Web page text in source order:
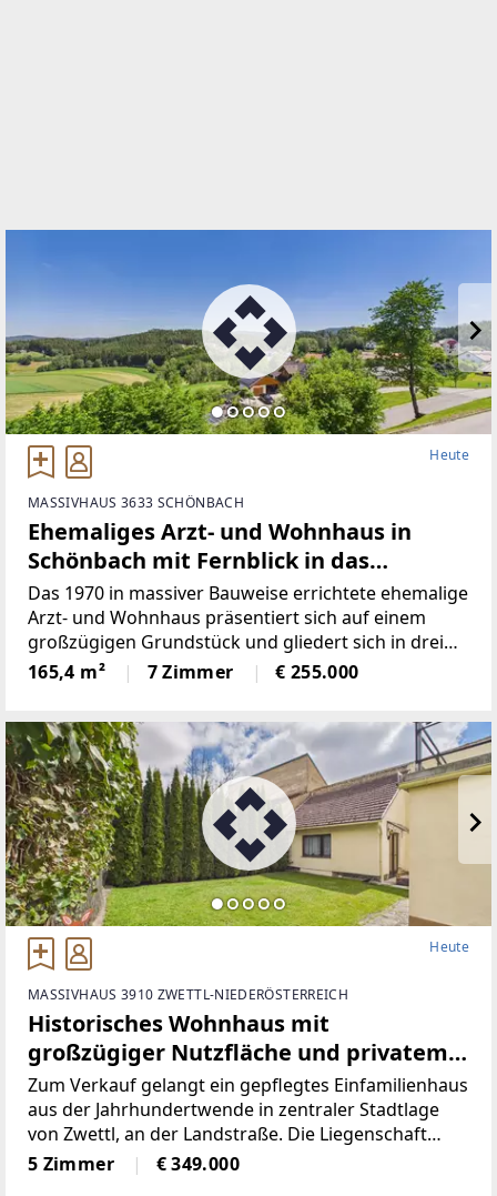
Heute
MASSIVHAUS 3633 SCHÖNBACH
Ehemaliges Arzt- und Wohnhaus in
Schönbach mit Fernblick in das
Waldviertel
Das 1970 in massiver Bauweise errichtete ehemalige
Arzt- und Wohnhaus präsentiert sich auf einem
großzügigen Grundstück und gliedert sich in drei
Ebenen.Der zentrale Zugang im Erdgeschoss führt
über einen Vorraum in den Zentralen Flur, von dem
165,4 m² 7 Zimmer € 255.000
Heute
MASSIVHAUS 3910 ZWETTL-NIEDERÖSTERREICH
Historisches Wohnhaus mit
großzügiger Nutzfläche und privatem
Garten im Herzen des Stadtzentrums
Zum Verkauf gelangt ein gepflegtes Einfamilienhaus
aus der Jahrhundertwende in zentraler Stadtlage
von Zwettl, an der Landstraße. Die Liegenschaft
vereint auf besondere Weise historischen Charme,
innerstädtische Lage und einen bemerkenswert
5 Zimmer € 349.000